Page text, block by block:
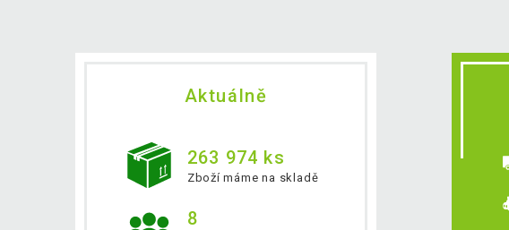
Aktuálně
263 974 ks
Zboží máme na skladě
8